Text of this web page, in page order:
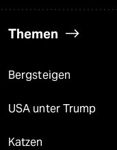
Themen
Bergsteigen
USA unter Trump
Katzen